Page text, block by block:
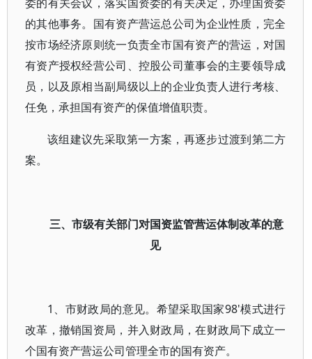
的其他事务。国有资产营运总公司为企业性质，完全
按市场经济原则统一负责全市国有资产的营运，对国
有资产授权经营公司、控股公司董事会的主要领导成
员，以及原相当副局级以上的企业负责人进行考核、
任免，承担国有资产的保值增值职责。
该组建议先采取第一方案，再逐步过渡到第二方
案。
三、市级有关部门对国资监管营运体制改革的意
见
1、市财政局的意见。希望采取国家98'模式进行
改革，撤销国资局，并入财政局，在财政局下成立一
个国有资产营运公司管理全市的国有资产。